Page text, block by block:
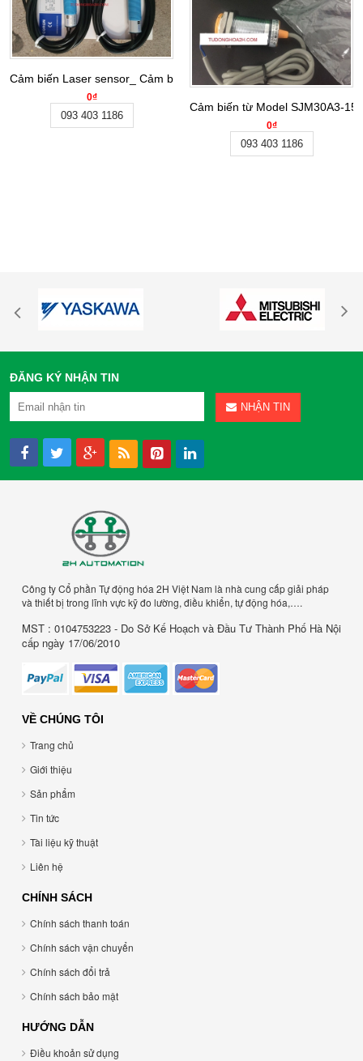
Cảm biến Laser sensor_ Cảm biến quang điện GLF-T10
0₫
093 403 1186
Cảm biến từ Model SJM30A3-
0₫
093 403 1186
ĐĂNG KÝ NHẬN TIN
NHẬN TIN
Công ty Cổ phần Tự động hóa 2H Việt Nam là nhà cung cấp giải pháp
và thiết bị trong lĩnh vực kỹ đo lường, điều khiển, tự động hóa,….
MST : 0104753223 - Do Sở Kế Hoạch và Đầu Tư Thành Phố Hà Nội
cấp ngày 17/06/2010
VỀ CHÚNG TÔI
Trang chủ
Giới thiệu
Sản phẩm
Tin tức
Tài liệu kỹ thuật
Liên hệ
CHÍNH SÁCH
Chính sách thanh toán
Chính sách vận chuyển
Chính sách đổi trả
Chính sách bảo mật
HƯỚNG DẪN
Điều khoản sử dụng